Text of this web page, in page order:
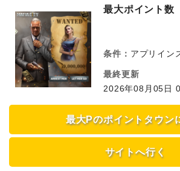
最大ポイント数
条件： アプリイン
最終更新
2026年08月05日
最大Pのポイントタウン
サイトへ行く